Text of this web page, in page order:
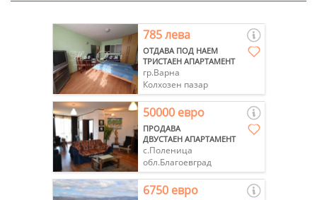
785 лева
ОТДАВА ПОД НАЕМ
ТРИСТАЕН АПАРТАМЕНТ
гр.Варна
Колхозен пазар
50000 евро
ПРОДАВА
ДВУСТАЕН АПАРТАМЕНТ
с.Поленица
обл.Благоевград
6750 евро